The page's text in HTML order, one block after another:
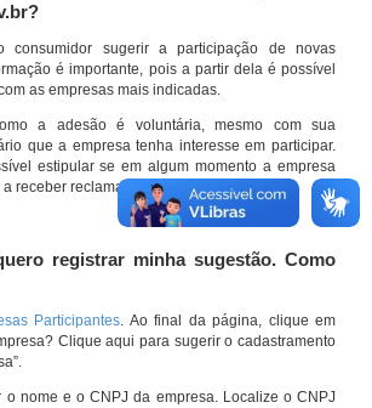
consumidor sugerir a participação de novas
é importante, pois a partir dela é possível
as empresas mais indicadas.
a adesão é voluntária, mesmo com sua
que a empresa tenha interesse em participar.
estipular se em algum momento a empresa
receber reclamações por meio do site.
registrar minha sugestão. Como
Participantes. Ao final da página, clique em
Clique aqui para sugerir o cadastramento
o nome e o CNPJ da empresa. Localize o CNPJ